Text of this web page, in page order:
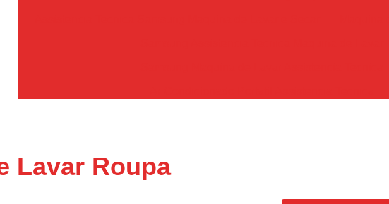
Assistencia Tecnica Ar Condicionado Portatil Consul
Lavar Roupa